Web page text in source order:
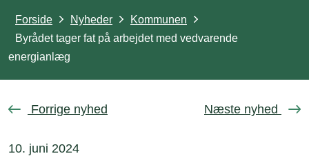
Forside Nyheder
Kommunen
Byrådet tager fat på arbejdet med vedvarende
energianlæg
Forrige nyhed Næste nyhed
10. juni 2024